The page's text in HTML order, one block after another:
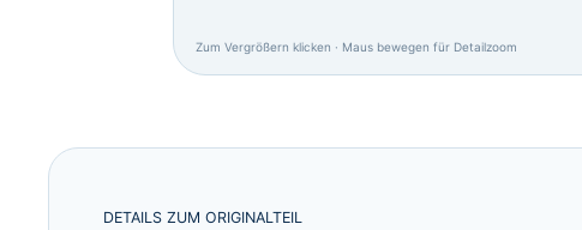
Zum Vergrößern klicken · Maus bewegen für Detailzoom
DETAILS ZUM ORIGINALTEIL